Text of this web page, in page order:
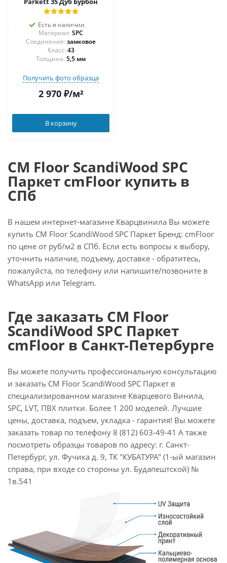
Есть в наличии
Материал: SPC
Соединение: замковое
43
Толщина: 5,5 мм
Получить фото образца
2 970₽/м²
В корзину
CM Floor ScandiWood SPC
Паркет cmFloor купить в
СПб
В нашем интернет-магазине Кварцвинила Вы можете
купить CM Floor ScandiWood SPC Паркет Бренд: cmFloor
по цене от руб/м2 в СПб. Если есть вопросы к выбору,
уточнить наличие, подъему, доставке - обратитесь,
пожалуйста, по телефону или напишите/позвоните в
WhatsApp или Telegram.
Где заказать CM Floor
ScandiWood SPC Паркет
cmFloor в Санкт-Петербурге
Вы можете получить профессиональную консультацию
и заказать CM Floor ScandiWood SPC Паркет в
специализированном магазине Кварцевого Винила,
SPC, LVT, ПВХ плитки. Более 1 200 моделей. Лучшие
цены, доставка, подъем, укладка - гарантия! Вы можете
заказать товар по телефону 8 (812) 603-49-41 А также
посмотреть образцы товаров по адресу: г. Санкт-
Петербург, ул. Фучика д. 9, ТК "КУБАТУРА" (1-ый магазин
справа, при входе со стороны ул. Будапештской) №
1в.541